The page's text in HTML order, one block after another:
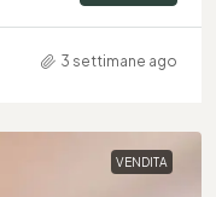
3 settimane ago
VENDITA